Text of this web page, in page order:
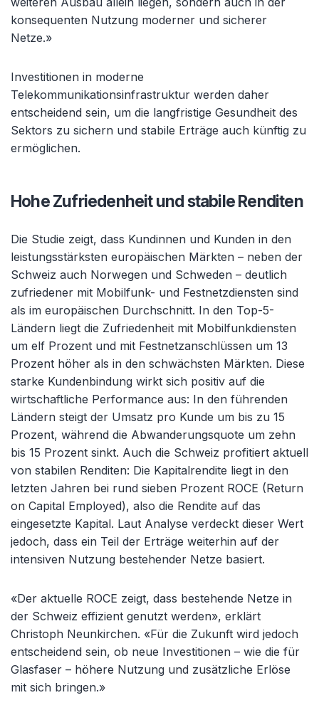
konsequenten Nutzung moderner und sicherer
Netze.»
Investitionen in moderne
Telekommunikationsinfrastruktur werden daher
entscheidend sein, um die langfristige Gesundheit des
Sektors zu sichern und stabile Erträge auch künftig zu
ermöglichen.
Hohe Zufriedenheit und stabile Renditen
Die Studie zeigt, dass Kundinnen und Kunden in den
leistungsstärksten europäischen Märkten – neben der
Schweiz auch Norwegen und Schweden – deutlich
zufriedener mit Mobilfunk- und Festnetzdiensten sind
als im europäischen Durchschnitt. In den Top-5-
Ländern liegt die Zufriedenheit mit Mobilfunkdiensten
um elf Prozent und mit Festnetzanschlüssen um 13
Prozent höher als in den schwächsten Märkten. Diese
starke Kundenbindung wirkt sich positiv auf die
wirtschaftliche Performance aus: In den führenden
Ländern steigt der Umsatz pro Kunde um bis zu 15
Prozent, während die Abwanderungsquote um zehn
bis 15 Prozent sinkt. Auch die Schweiz profitiert aktuell
von stabilen Renditen: Die Kapitalrendite liegt in den
letzten Jahren bei rund sieben Prozent ROCE (Return
on Capital Employed), also die Rendite auf das
eingesetzte Kapital. Laut Analyse verdeckt dieser Wert
jedoch, dass ein Teil der Erträge weiterhin auf der
intensiven Nutzung bestehender Netze basiert.
«Der aktuelle ROCE zeigt, dass bestehende Netze in
der Schweiz effizient genutzt werden», erklärt
Christoph Neunkirchen. «Für die Zukunft wird jedoch
entscheidend sein, ob neue Investitionen – wie die für
Glasfaser – höhere Nutzung und zusätzliche Erlöse
mit sich bringen.»